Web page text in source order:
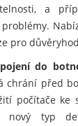
a
pro
do
chrání před
počítače ke
nový typ